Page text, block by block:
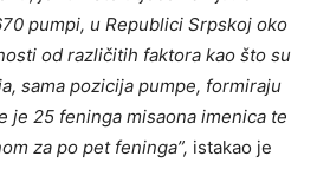
pumpi, u Republici Srpskoj oko
od različitih faktora kao što su
sama pozicija pumpe, formiraju
je 25 feninga misaona imenica te
za po pet feninga”, istakao je